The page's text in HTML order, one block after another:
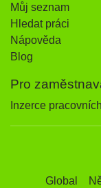
Můj seznam
Hledat práci
Nápověda
Blog
Pro
Inzerce
Global